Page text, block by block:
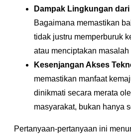
Dampak Lingkungan
Bagaimana memastikan
tidak justru memperburuk
atau menciptakan
Kesenjangan Akses
memastikan manfaat
dinikmati secara merata
masyarakat, bukan hanya
Pertanyaan-pertanyaan ini